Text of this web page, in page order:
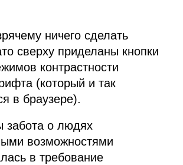
ничего сделать
сверху приделаны кнопки
контрастности
(который и так
в браузере).
забота о людях
возможностями
в требование